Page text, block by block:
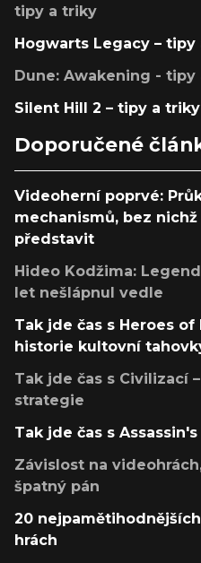
tipy a triky
Hogwarts Legacy – tipy
Dune: Awakening - tipy
Silent Hill 2 – tipy a triky
Doporučené
Videoherní poprvé:
mechanismů, bez
představit
Hideo Kodžima:
let nešlápnul vedle
Tak jde čas s Heroes
historie kultovní
Tak jde čas s Civilizací
strategie
Tak jde čas s
Závislost na
špatný pán
20
hrách